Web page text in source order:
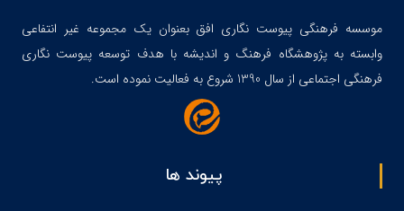
موسسه فرهنگی پیوست نگاری افق بعنوان یک مجموعه غیر انتفاعی
وابسته به پژوهشگاه فرهنگ و اندیشه با هدف توسعه پیوست نگاری
فرهنگی اجتماعی از سال 1390 شروع به فعالیت نموده است.
پیوند ها